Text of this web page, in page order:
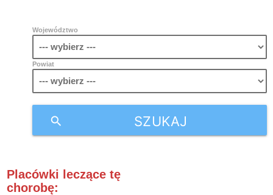
Województwo
Powiat
SZUKAJ
search
Placówki leczące tę
chorobę: